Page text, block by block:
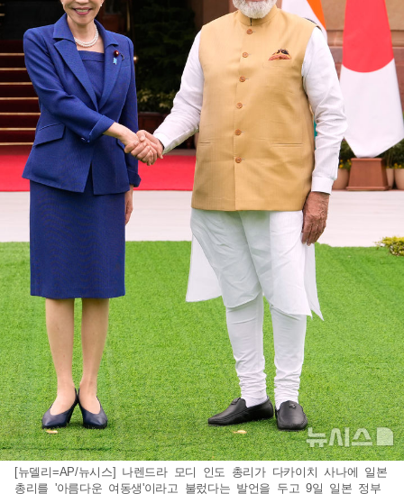
[뉴델리=AP/뉴시스] 나렌드라 모디 인도 총리가 다카이치 사나에 일본
총리를 '아름다운 여동생'이라고 불렀다는 발언을 두고 9일 일본 정부